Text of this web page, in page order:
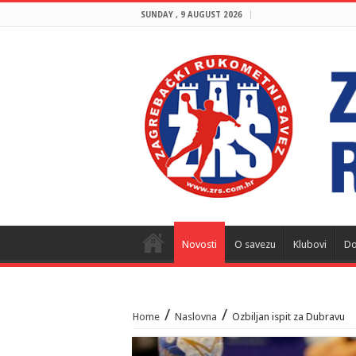
SUNDAY , 9 AUGUST 2026
Novosti O savezu Klubovi
Home / Naslovna / Ozbiljan ispit za Dubravu